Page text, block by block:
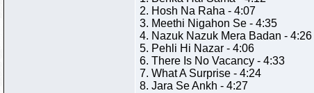
2. Hosh Na Raha - 4:07
3. Meethi Nigahon Se - 4:35
4. Nazuk Nazuk Mera Badan - 4:26
5. Pehli Hi Nazar - 4:06
6. There Is No Vacancy - 4:33
7. What A Surprise - 4:24
8. Jara Se Ankh - 4:27